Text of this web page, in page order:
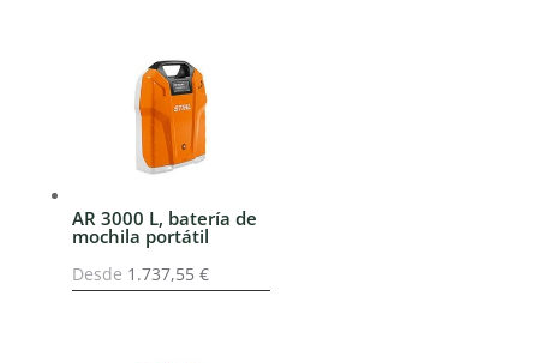
era:
42,00 €.39,90 €.
AR 3000 L, batería de
mochila portátil
Desde 1.737,55 €